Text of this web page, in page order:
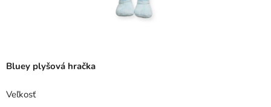
Bluey plyšová hračka
Veľkosť